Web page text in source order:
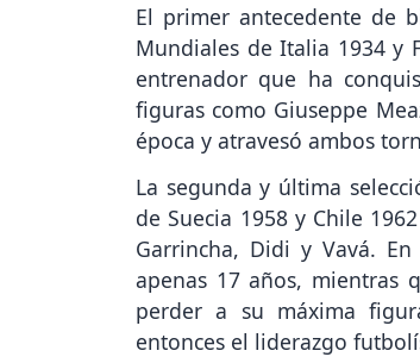
El primer antecedente de
Mundiales de Italia 1934 y
entrenador que ha
figuras como Giuseppe
época y atravesó ambos
La segunda y última
de Suecia 1958 y Chile
Garrincha, Didi y Vavá.
apenas 17 años, mientras
perder a su máxima
entonces el liderazgo